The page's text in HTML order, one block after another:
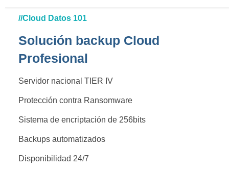
//Cloud Datos 101
Solución backup Cloud
Profesional
Servidor nacional TIER IV
Protección contra Ransomware
Sistema de encriptación de 256bits
Backups automatizados
Disponibilidad 24/7